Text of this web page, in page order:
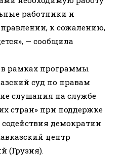
работники и
к сожалению,
— сообщила
рамках программы
суд по правам
слушания на службе
стран» при поддержке
демократии
центр
(Грузия).